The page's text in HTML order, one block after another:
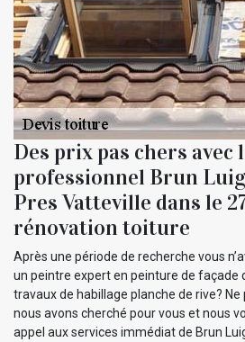
Des prix pas chers avec
professionnel Brun
Pres Vatteville dans le
rénovation toiture
Après une période de recherche vous
un peintre expert en peinture de façade
travaux de habillage planche de rive?
nous avons cherché pour vous et nous
appel aux services immédiat de Brun